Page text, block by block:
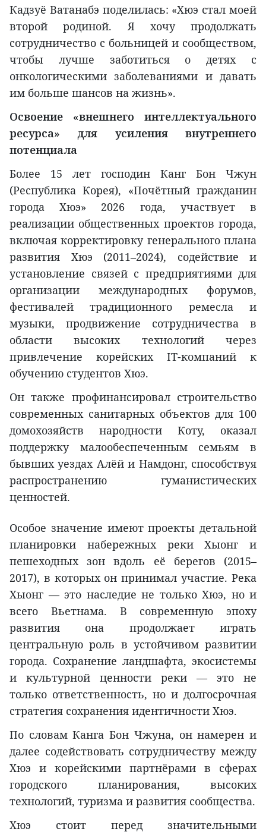
Кадзуё Ватанабэ поделилась: «Хюэ стал моей
второй родиной. Я хочу продолжать
сотрудничество с больницей и сообществом,
чтобы лучше заботиться о детях с
онкологическими заболеваниями и давать
им больше шансов на жизнь».
Освоение «внешнего интеллектуального
ресурса» для усиления внутреннего
потенциала
Более 15 лет господин Канг Бон Чжун
(Республика Корея), «Почётный гражданин
города Хюэ» 2026 года, участвует в
реализации общественных проектов города,
включая корректировку генерального плана
развития Хюэ (2011–2024), содействие и
установление связей с предприятиями для
организации международных форумов,
фестивалей традиционного ремесла и
музыки, продвижение сотрудничества в
области высоких технологий через
привлечение корейских IT-компаний к
обучению студентов Хюэ.
Он также профинансировал строительство
современных санитарных объектов для 100
домохозяйств народности Коту, оказал
поддержку малообеспеченным семьям в
бывших уездах Алёй и Намдонг, способствуя
распространению гуманистических
ценностей.
Особое значение имеют проекты детальной
планировки набережных реки Хыонг и
пешеходных зон вдоль её берегов (2015–
2017), в которых он принимал участие. Река
Хыонг — это наследие не только Хюэ, но и
всего Вьетнама. В современную эпоху
развития она продолжает играть
центральную роль в устойчивом развитии
города. Сохранение ландшафта, экосистемы
и культурной ценности реки — это не
только ответственность, но и долгосрочная
стратегия сохранения идентичности Хюэ.
По словам Канга Бон Чжуна, он намерен и
далее содействовать сотрудничеству между
Хюэ и корейскими партнёрами в сферах
городского планирования, высоких
технологий, туризма и развития сообщества.
Хюэ стоит перед значительными